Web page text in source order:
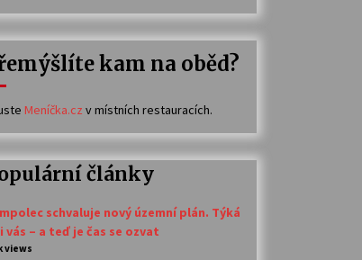
kam na oběd?
Meníčka.cz v místních restauracích.
články
schvaluje nový územní plán. Týká
vás – a teď je čas se ozvat
views